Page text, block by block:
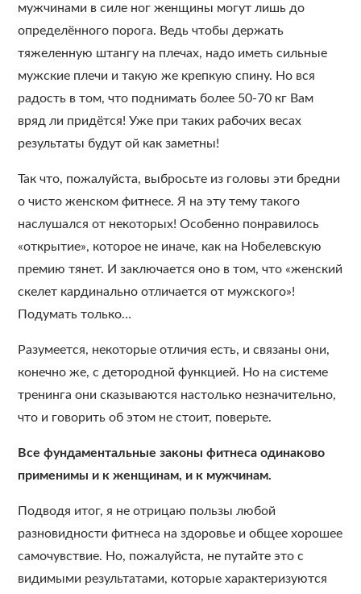
мужчинами в силе ног женщины могут лишь до
определённого порога. Ведь чтобы держать
тяжеленную штангу на плечах, надо иметь сильные
мужские плечи и такую же крепкую спину. Но вся
радость в том, что поднимать более 50-70 кг Вам
вряд ли придётся! Уже при таких рабочих весах
результаты будут ой как заметны!
Так что, пожалуйста, выбросьте из головы эти бредни
о чисто женском фитнесе. Я на эту тему такого
наслушался от некоторых! Особенно понравилось
«открытие», которое не иначе, как на Нобелевскую
премию тянет. И заключается оно в том, что «женский
скелет кардинально отличается от мужского»!
Подумать только…
Разумеется, некоторые отличия есть, и связаны они,
конечно же, с детородной функцией. Но на системе
тренинга они сказываются настолько незначительно,
что и говорить об этом не стоит, поверьте.
Все фундаментальные законы фитнеса одинаково
применимы и к женщинам, и к мужчинам.
Подводя итог, я не отрицаю пользы любой
разновидности фитнеса на здоровье и общее хорошее
самочувствие. Но, пожалуйста, не путайте это с
видимыми результатами, которые характеризуются